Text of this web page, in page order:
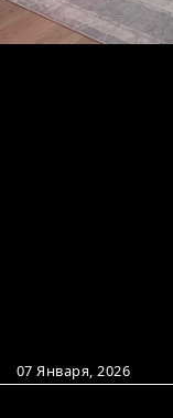
07 Января, 2026